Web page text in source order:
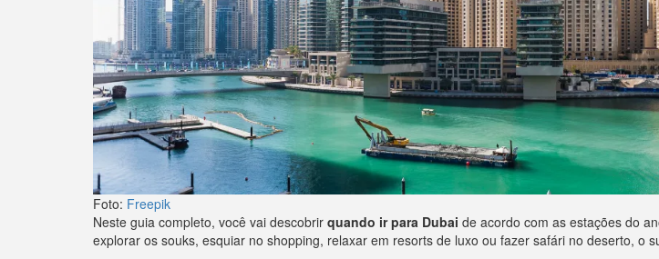
Foto: Freepik
Neste guia completo, você vai descobrir quando ir para Dubai de acordo com as estações do
explorar os souks, esquiar no shopping, relaxar em resorts de luxo ou fazer safári no deserto, o